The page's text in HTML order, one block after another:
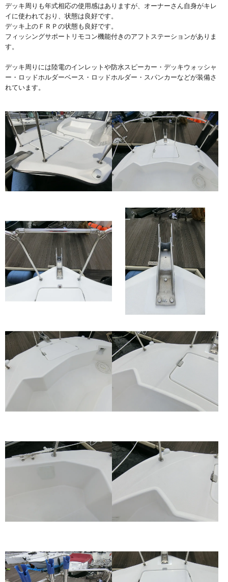
デッキ周りも年式相応の使用感はありますが、オーナーさん自身がキレ
イに使われており、状態は良好です。
デッキ上のＦＲＰの状態も良好です。
フィッシングサポートリモコン機能付きのアフトステーションがありま
す。
デッキ周りには陸電のインレットや防水スピーカー・デッキウォッシャ
ー・ロッドホルダーベース・ロッドホルダー・スパンカーなどが装備さ
れています。